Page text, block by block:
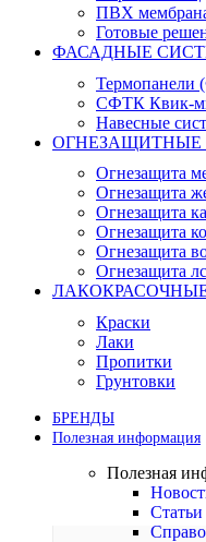
ПВХ
Готовые
ФАСАДНЫЕ
Термопанели
СФТК Квик-
Навесные
Огнезащита
Огнезащита
Огнезащита
Огнезащита
Огнезащита
Огнезащита
Краски
Лаки
Пропитки
Грунтовки
БРЕНДЫ
Полезная информация
Полезная
Статьи